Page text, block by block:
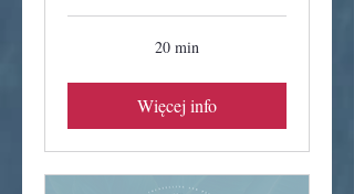
20 min
Więcej info